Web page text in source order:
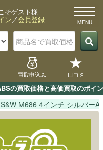
の買取価格と高価買取のポイ
そゲスト様
ン／会員登録
買取申込み 口コミ
M686 4インチ シルバー